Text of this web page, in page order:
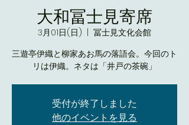
大和冨士見寄席
3月01日(日)
冨士見文化会館
三遊亭伊織と柳家あお馬の落語会。今回のト
リは伊織。ネタは「井戸の茶碗」
受付が終了しました
他のイベントを見る